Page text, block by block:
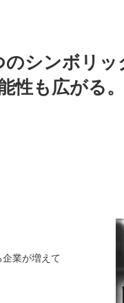
シンボリッ
性も広がる。
業が増えて